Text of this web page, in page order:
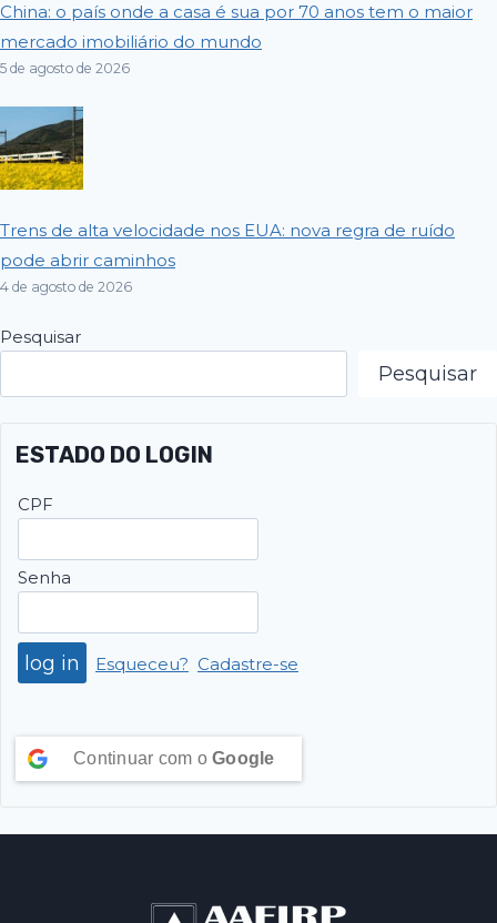
China: o país onde a casa é sua por 70 anos tem o maior
mercado imobiliário do mundo
5 de agosto de 2026
Trens de alta velocidade nos EUA: nova regra de ruído
pode abrir caminhos
4 de agosto de 2026
Pesquisar
Pesquisar
ESTADO DO LOGIN
CPF
Senha
Esqueceu? Cadastre-se
Continuar com o Google